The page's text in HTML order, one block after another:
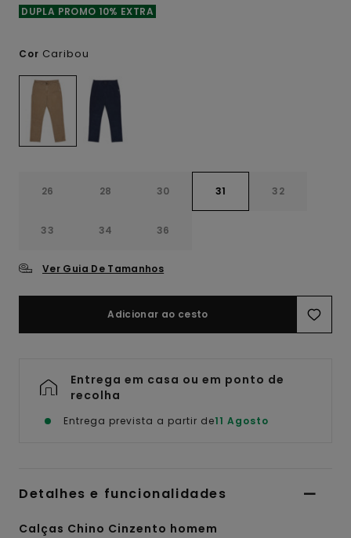
DUPLA PROMO 10% EXTRA
Cor Caribou
26 28 30 31 32
33 34 36
Ver Guia De Tamanhos
Adicionar ao cesto
Entrega em casa ou em ponto de
recolha
Entrega prevista a partir de11 Agosto
Detalhes e funcionalidades
Calças Chino Cinzento homem